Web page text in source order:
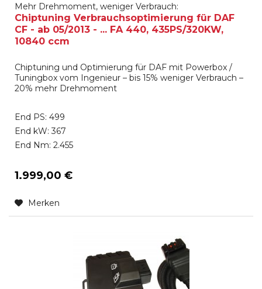
Mehr Drehmoment, weniger Verbrauch:
Chiptuning Verbrauchsoptimierung für DAF
CF - ab 05/2013 - ... FA 440, 435PS/320KW,
10840 ccm
Chiptuning und Optimierung für DAF mit Powerbox /
Tuningbox vom Ingenieur – bis 15% weniger Verbrauch –
20% mehr Drehmoment
End PS: 499
End kW: 367
End Nm: 2.455
1.999,00 €
Merken